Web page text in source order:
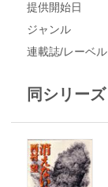
提供開始日
ジャンル
連載誌/レーベル
同シリーズ